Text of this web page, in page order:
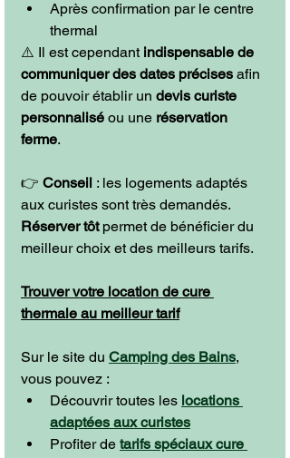
Après confirmation par le centre
thermal
⚠️ Il est cependant indispensable de
communiquer des dates précises afin
de pouvoir établir un devis curiste
personnalisé ou une réservation
ferme.
👉 Conseil : les logements adaptés
aux curistes sont très demandés.
Réserver tôt permet de bénéficier du
meilleur choix et des meilleurs tarifs.
Trouver votre location de cure
thermale au meilleur tarif
Sur le site du Camping des Bains,
vous pouvez :
Découvrir toutes les locations
adaptées aux curistes
Profiter de tarifs spéciaux cure